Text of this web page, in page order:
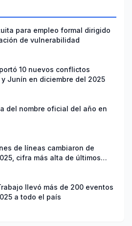
para empleo formal dirigido
de vulnerabilidad
10 nuevos conflictos
Junín en diciembre del 2025
del nombre oficial del año en
de líneas cambiaron de
cifra más alta de últimos
llevó más de 200 eventos
a todo el país